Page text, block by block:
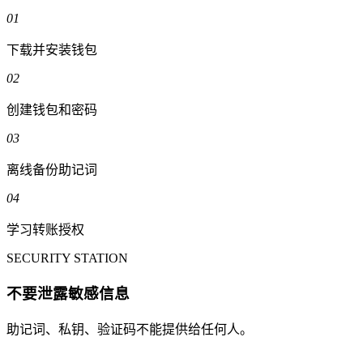
01
下载并安装钱包
02
创建钱包和密码
03
离线备份助记词
04
学习转账授权
SECURITY STATION
不要泄露敏感信息
助记词、私钥、验证码不能提供给任何人。